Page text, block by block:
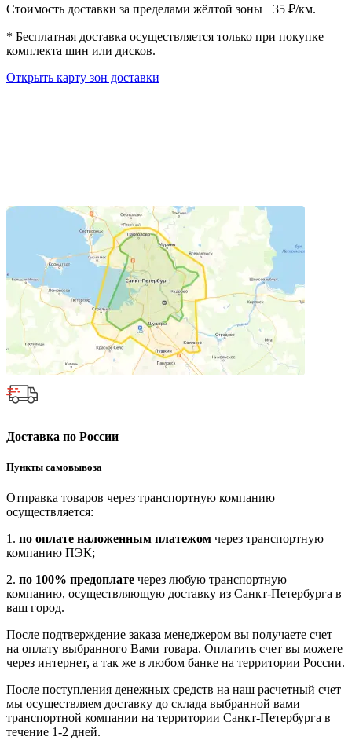
Стоимость доставки за пределами жёлтой зоны +35 ₽/км.
* Бесплатная доставка осуществляется только при покупке
комплекта шин или дисков.
Открыть карту зон доставки
Доставка по России
Пункты самовывоза
Отправка товаров через транспортную компанию
осуществляется:
1. по оплате наложенным платежом через транспортную
компанию ПЭК;
2. по 100% предоплате через любую транспортную
компанию, осуществляющую доставку из Санкт-Петербурга в
ваш город.
После подтверждение заказа менеджером вы получаете счет
на оплату выбранного Вами товара. Оплатить счет вы можете
через интернет, а так же в любом банке на территории России.
После поступления денежных средств на наш расчетный счет
мы осуществляем доставку до склада выбранной вами
транспортной компании на территории Санкт-Петербурга в
течение 1-2 дней.